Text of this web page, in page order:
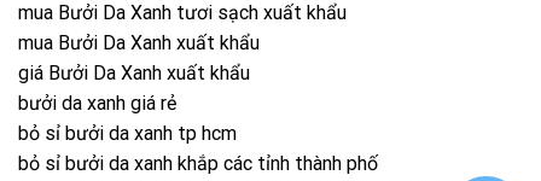
mua Bưởi Da Xanh tươi sạch xuất khẩu
mua Bưởi Da Xanh xuất khẩu
giá Bưởi Da Xanh xuất khẩu
bưởi da xanh giá rẻ
bỏ sỉ bưởi da xanh tp hcm
bỏ sỉ bưởi da xanh khắp các tỉnh thành phố